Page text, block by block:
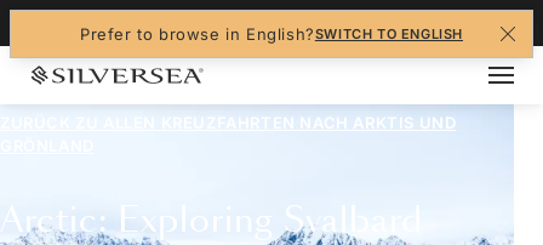
Prefer to browse in English?SWITCH TO ENGLISH
KREUZFAHRTEN NACH ARKTIS UND
Arctic: Exploring Svalbard